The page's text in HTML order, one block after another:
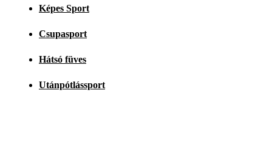
Képes Sport
Csupasport
Hátsó füves
Utánpótlássport